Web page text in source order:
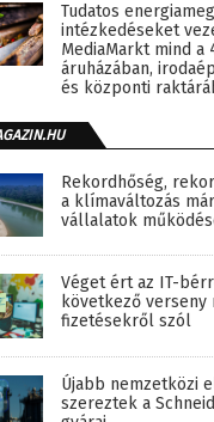
Tudatos
intézkedéseket
MediaMarkt mind a
áruházában,
és központi
Rekordhőség,
a klímaváltozás
vállalatok
Véget ért az IT-
következő verseny
fizetésekről szól
Újabb nemzetközi
szereztek a